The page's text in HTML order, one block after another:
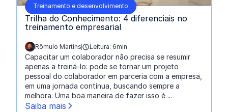
Treinamento e desenvolvimento
Trilha do Conhecimento: 4 diferenciais no
treinamento empresarial
escrito por:
Rômulo Martins Leitura: 6min
Capacitar um colaborador não precisa se resumir
apenas a treiná-lo: pode se tornar um projeto
pessoal do colaborador em parceria com a empresa,
em uma jornada contínua, buscando sempre a
melhora. Uma boa maneira de fazer isso é ...
Saiba mais